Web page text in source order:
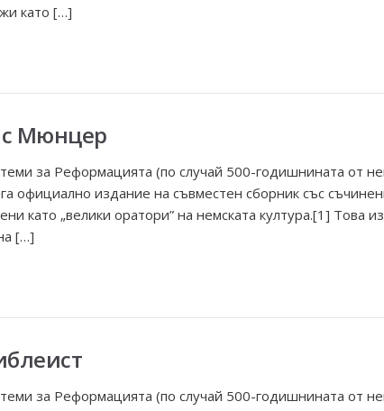
като […]
Мюнцер
за Реформацията (по случай 500-годишнината от
официално издание на съвместен сборник със
като „велики оратори” на немската култура.[1] Това
[…]
за Реформацията (по случай 500-годишнината от